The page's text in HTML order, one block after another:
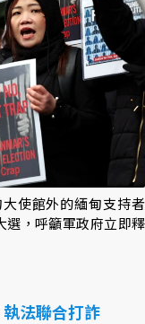
使館外的緬甸支持者
選，呼籲軍政府立即釋
法聯合打詐